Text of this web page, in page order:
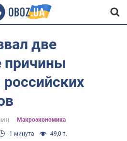
две
Mакроэкономика
1 минута 49,0 т.